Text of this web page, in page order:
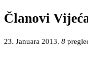
Članovi
23. Januara 2013. 8